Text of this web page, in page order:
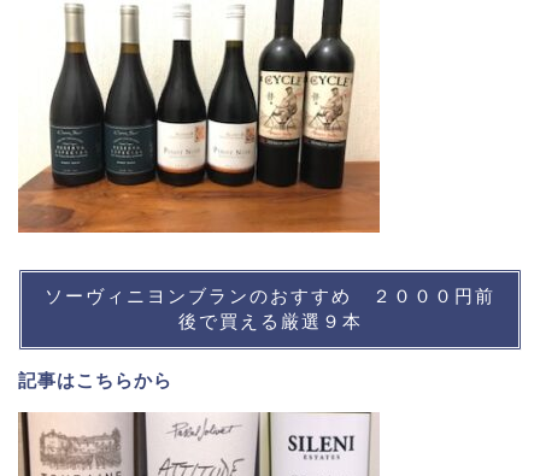
ソーヴィニヨンブランのおすすめ ２０００円前
後で買える厳選９本
記事はこちらから